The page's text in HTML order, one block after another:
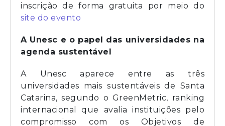
inscrição de forma gratuita por meio do
site do evento
A Unesc e o papel das universidades na
agenda sustentável
A Unesc aparece entre as três
universidades mais sustentáveis de Santa
Catarina, segundo o GreenMetric, ranking
internacional que avalia instituições pelo
compromisso com os Objetivos de